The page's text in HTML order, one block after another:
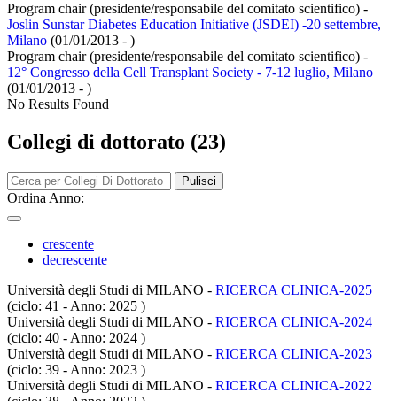
Program chair (presidente/responsabile del comitato scientifico) -
Joslin Sunstar Diabetes Education Initiative (JSDEI) -20 settembre,
Milano (01/01/2013 - )
Program chair (presidente/responsabile del comitato scientifico) -
12° Congresso della Cell Transplant Society - 7-12 luglio, Milano
(01/01/2013 - )
No Results Found
Collegi di dottorato (23)
Pulisci
Ordina Anno:
crescente
decrescente
Università degli Studi di MILANO - RICERCA CLINICA-2025
(ciclo: 41 - Anno: 2025 )
Università degli Studi di MILANO - RICERCA CLINICA-2024
(ciclo: 40 - Anno: 2024 )
Università degli Studi di MILANO - RICERCA CLINICA-2023
(ciclo: 39 - Anno: 2023 )
Università degli Studi di MILANO - RICERCA CLINICA-2022